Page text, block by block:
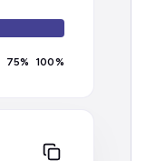
75% 100%